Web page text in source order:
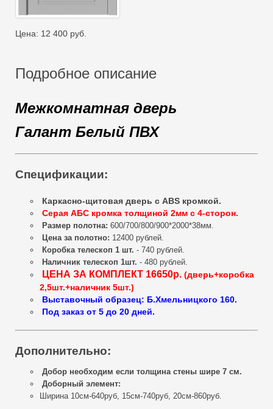
Цена: 12 400 руб.
Подробное описание
Межкомнатная дверь
Галант Белый ПВХ
Спецификации:
Каркасно-щитовая дверь с ABS кромкой.
Серая АБС кромка толщиной 2мм с 4-сторон.
Размер полотна: 600/700/800/900*2000*38мм.
Цена за полотно: 12400 рублей.
Коробка телескоп 1 шт. - 740 рублей.
Наличник телескоп 1шт. - 480 рублей.
ЦЕНА ЗА КОМПЛЕКТ 16650р. (дверь+коробка
2,5шт.+наличник 5шт.)
Выставочный образец: Б.Хмельницкого 160.
Под заказ от 5 до 20 дней.
Дополнительно:
Добор необходим если толщина стены шире 7 см.
Доборный элемент:
Ширина 10см-640руб, 15см-740руб, 20см-860руб.